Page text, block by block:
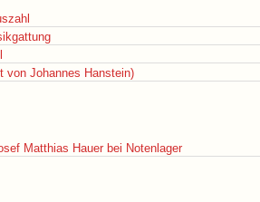
von Johannes Hanstein)
Matthias Hauer bei Notenlager